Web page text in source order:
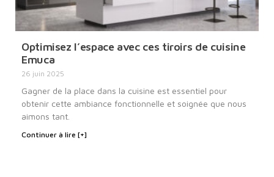
Optimisez l’espace avec ces tiroirs de cuisine
Emuca
26 juin 2025
Gagner de la place dans la cuisine est essentiel pour
obtenir cette ambiance fonctionnelle et soignée que nous
aimons tant.
Continuer à lire [+]